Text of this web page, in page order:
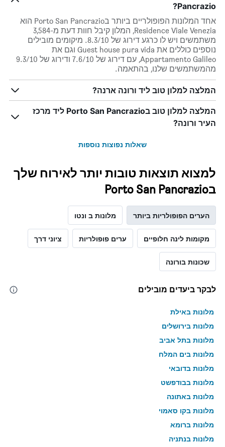
Pancrazio?
אחד המלונות הפופולריים ביותר בPorto San Pancrazio הוא
Residence Viale Venezia, המלון קיבל חוות דעת מ-3,584
משתמשים ויש לו כרגע דירוג של 8.3/10. מיקומים מובילים
נוספים כוללים את Guest house pura vida וגם את
Appartamento Galileo, עם דירוג של 7.6/10 ודירוג של 9.3/10
מהמשתמשים שלנו, בהתאמה.
המלצה למלון טוב ליד ורונה ארנה?
המלצה למלון טוב בPorto San Pancrazio ליד מרכז
העיר ורונה?
שאלות נפוצות נוספות
למצוא תוצאות טובות יותר לאירוח שלך
בPorto San Pancrazio
הערים הפופולריות ביותר מלונות ב ונטו
מקומות לינה חלופיים ערים פופולריות ציוני דרך
שכונות בורונה
לבקר ביעדים מובילים
מלונות באילת
מלונות בירושלים
מלונות בתל אביב
מלונות בים המלח
מלונות בדובאי
מלונות בבודפשט
מלונות באתונה
מלונות בקו סאמוי
מלונות ברומא
מלונות בנתניה